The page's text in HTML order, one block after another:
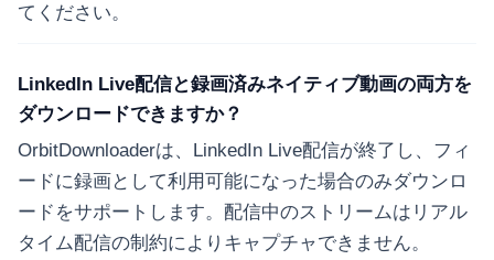
てください。
LinkedIn Live配信と録画済みネイティブ動画の両方を
ダウンロードできますか？
OrbitDownloaderは、LinkedIn Live配信が終了し、フィ
ードに録画として利用可能になった場合のみダウンロ
ードをサポートします。配信中のストリームはリアル
タイム配信の制約によりキャプチャできません。